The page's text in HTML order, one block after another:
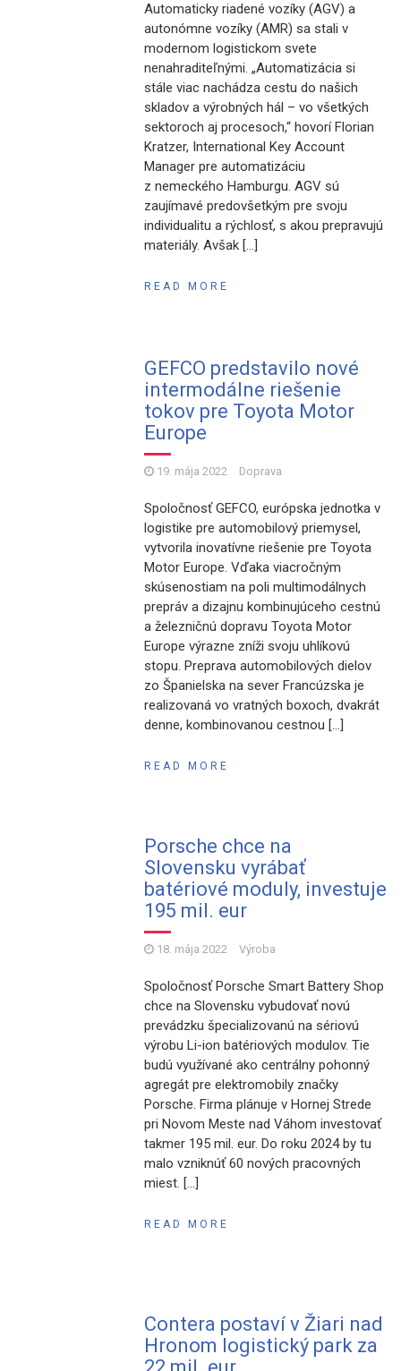
Automaticky riadené vozíky (AGV) a
autonómne vozíky (AMR) sa stali v
modernom logistickom svete
nenahraditeľnými. „Automatizácia si
stále viac nachádza cestu do našich
skladov a výrobných hál – vo všetkých
sektoroch aj procesoch,“ hovorí Florian
Kratzer, International Key Account
Manager pre automatizáciu
z nemeckého Hamburgu. AGV sú
zaujímavé predovšetkým pre svoju
individualitu a rýchlosť, s akou prepravujú
materiály. Avšak […]
READ MORE
GEFCO predstavilo nové
intermodálne riešenie
tokov pre Toyota Motor
Europe
19. mája 2022 Doprava
Spoločnosť GEFCO, európska jednotka v
logistike pre automobilový priemysel,
vytvorila inovatívne riešenie pre Toyota
Motor Europe. Vďaka viacročným
skúsenostiam na poli multimodálnych
prepráv a dizajnu kombinujúceho cestnú
a železničnú dopravu Toyota Motor
Europe výrazne zníži svoju uhlíkovú
stopu. Preprava automobilových dielov
zo Španielska na sever Francúzska je
realizovaná vo vratných boxoch, dvakrát
denne, kombinovanou cestnou […]
READ MORE
Porsche chce na
Slovensku vyrábať
batériové moduly, investuje
195 mil. eur
18. mája 2022 Výroba
Spoločnosť Porsche Smart Battery Shop
chce na Slovensku vybudovať novú
prevádzku špecializovanú na sériovú
výrobu Li-ion batériových modulov. Tie
budú využívané ako centrálny pohonný
agregát pre elektromobily značky
Porsche. Firma plánuje v Hornej Strede
pri Novom Meste nad Váhom investovať
takmer 195 mil. eur. Do roku 2024 by tu
malo vzniknúť 60 nových pracovných
miest. […]
READ MORE
Contera postaví v Žiari nad
Hronom logistický park za